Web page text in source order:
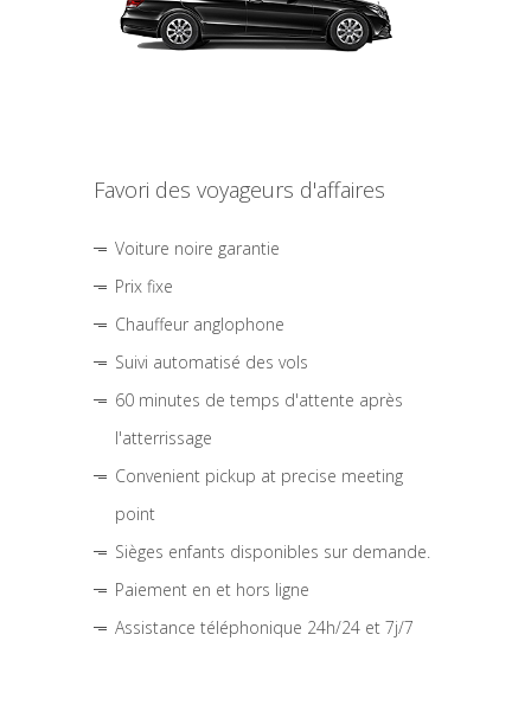
Favori des voyageurs d'affaires
Voiture noire garantie
Prix fixe
Chauffeur anglophone
Suivi automatisé des vols
60 minutes de temps d'attente après
l'atterrissage
Convenient pickup at precise meeting
point
Sièges enfants disponibles sur demande.
Paiement en et hors ligne
Assistance téléphonique 24h/24 et 7j/7